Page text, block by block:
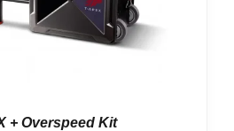
+ Overspeed Kit